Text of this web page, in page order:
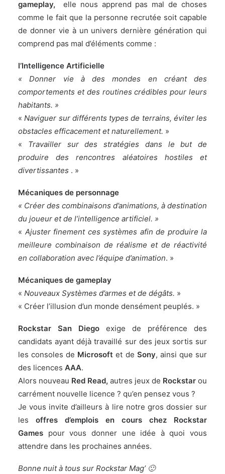
gameplay,
elle nous apprend pas mal de choses
comme le fait que la personne recrutée soit capable
de donner vie à un univers dernière génération qui
comprend pas mal d’éléments comme :
l’Intelligence Artificielle
« Donner vie à des mondes en créant des
comportements et des routines crédibles pour leurs
habitants. »
«Naviguer sur différents types de terrains, éviter les
obstacles efficacement et naturellement. »
« Travailler sur des stratégies dans le but de
produire des rencontres aléatoires hostiles et
divertissantes . »
Mécaniques de personnage
« Créer des combinaisons d’animations, à destination
du joueur et de l’intelligence artificiel. »
« Ajuster finement ces systèmes afin de produire la
meilleure combinaison de réalisme et de réactivité
en collaboration avec l’équipe d’animation. »
Mécaniques de gameplay
« Nouveaux Systèmes d’armes et de dégâts. »
« Créer l’illusion d’un monde densément peuplés. »
Rockstar San Diego exige de préférence des
candidats ayant déjà travaillé sur des jeux sortis sur
les consoles de Microsoftet de Sony, ainsi que sur
des licences AAA.
Alors nouveau Red Read, autres jeux de Rockstar ou
carrément nouvelle licence ? qu’en pensez vous ?
Je vous invite d’ailleurs à lire notre gros dossier sur
les offres d’emplois en cours chez Rockstar
Games pour vous donner une idée à quoi vous
attendre dans les prochaines années.
Bonne nuit à tous sur Rockstar Mag’ 🙂